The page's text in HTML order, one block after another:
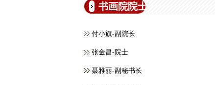
书画院院士
付小旗-副院长
张金昌-院士
聂雅丽-副秘书长